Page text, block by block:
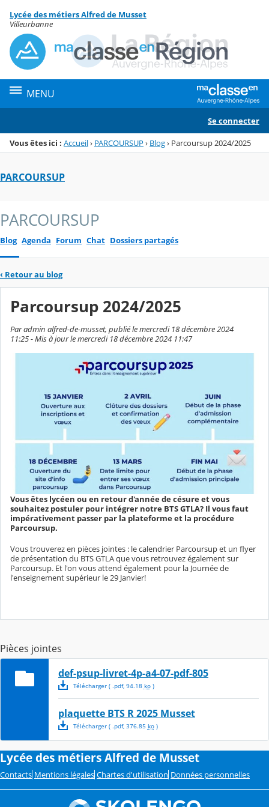
Menu de la rubrique
Contenu
Lycée des métiers Alfred de Musset
Villeurbanne
MENU
Se connecter
Vous êtes ici : Accueil› PARCOURSUP › Blog› Parcoursup 2024/2025
PARCOURSUP
PARCOURSUP
Blog Agenda Forum Chat Dossiers partagés
‹ Retour au blog
Parcoursup 2024/2025
Par admin alfred-de-musset, publié le mercredi 18 décembre 2024
11:25 - Mis à jour le mercredi 18 décembre 2024 11:47
Vous êtes lycéen ou en retour d'année de césure et vous
souhaitez postuler pour intégrer notre BTS GTLA? Il vous faut
impérativement passer par la plateforme et la procédure
Parcoursup.
Vous trouverez en pièces jointes : le calendrier Parcoursup et un flyer
de présentation du BTS GTLA que vous retrouvez également sur
Parcoursup. Et l'on vous attend également pour la Journée de
l'enseignement supérieur le 29 Janvier!
Pièces jointes
def-psup-livret-4p-a4-07-pdf-805
Télécharger( .pdf, 94.18 ko)
plaquette BTS R 2025 Musset
Télécharger( .pdf, 376.85 ko)
Lycée des métiers Alfred de Musset
Contacts Mentions légales Chartes d'utilisation Données personnelles